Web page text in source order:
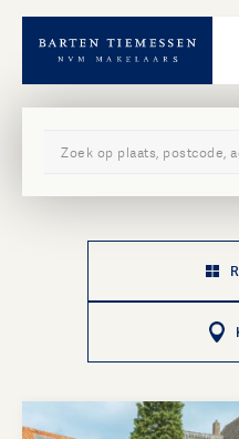
Zoek in